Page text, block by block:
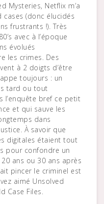
Mysteries, Netflix m’a
(donc élucidés
frustrants !). Très
avec à l’époque
évolués
les crimes. Des
à 2 doigts d’être
toujours : un
tard ou tout
l’enquête bref ce petit
et qui sauve les
dans
À savoir que
digitales étaient tout
pour confondre un
20 ans ou 30 ans après
pincer le criminel est
aimé Unsolved
Case Files.